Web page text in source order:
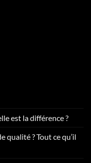
est la différence ?
qualité ? Tout ce qu’il